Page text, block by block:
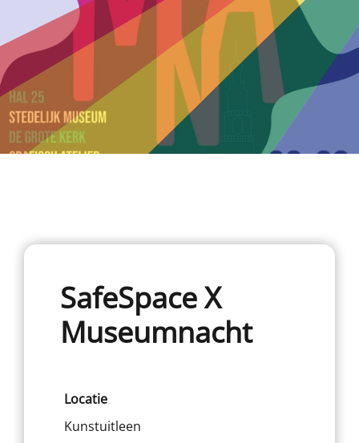
SafeSpace X
Museumnacht
Locatie
Kunstuitleen